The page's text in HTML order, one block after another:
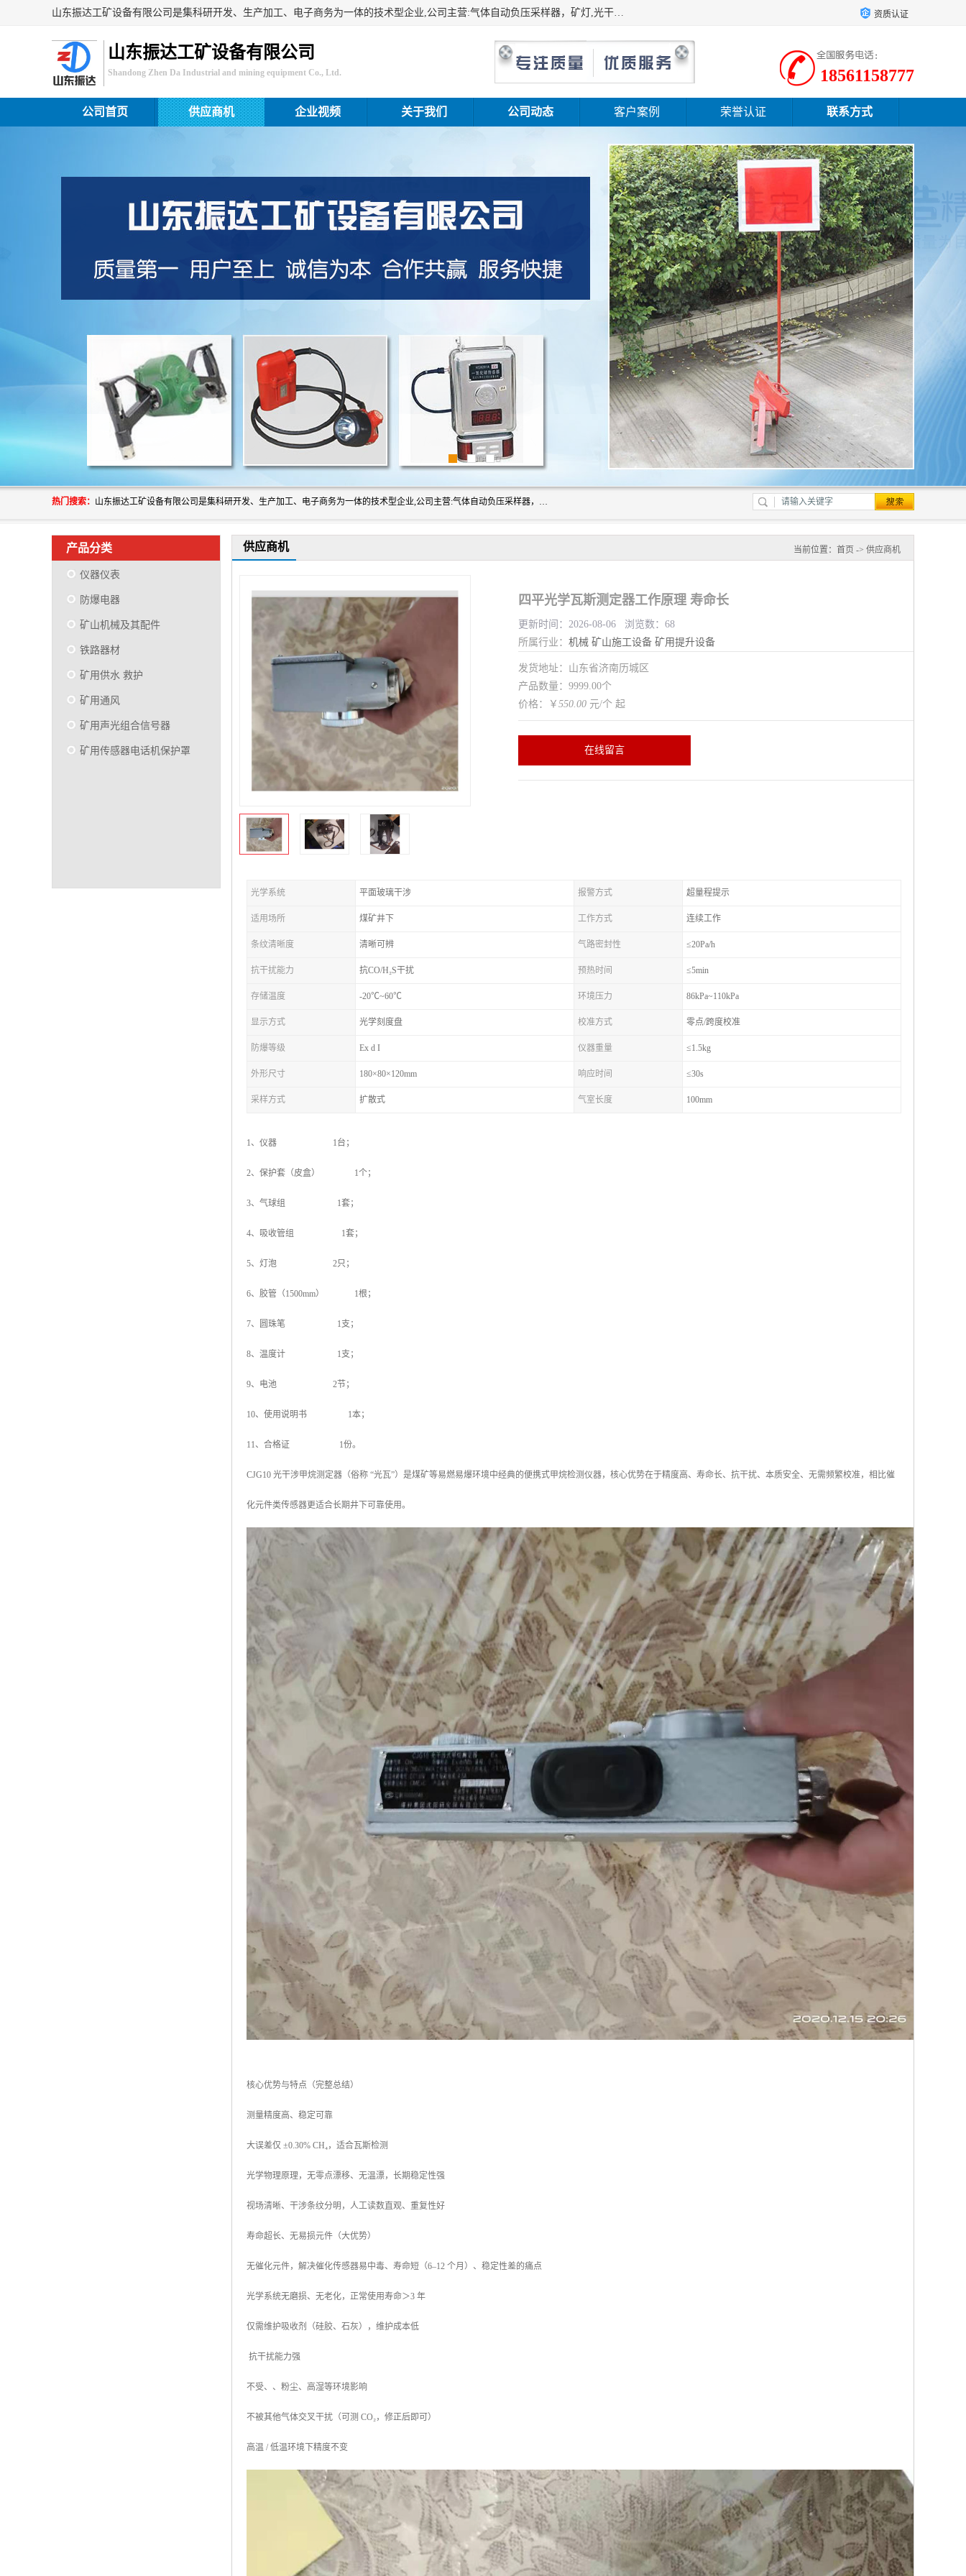
山东振达工矿设备有限公司是集科研开发、生产加工、电子商务为一体的技术型企业,公司主营:气体自动负压采样器，矿灯,光干涉甲烷测定器及其校验仪,甲烷报警仪及其校验装置,甲烷传感器校验装置,粉尘校验装置,煤尘爆炸校验装置,高压水表,三点测径规,圆型规,钢规磨耗仪,第四种检查器,内距尺,轮径尺,样板等铁路配件仪表,矿用设备等产品. 资质认证
山东振达工矿设备有限公司
Shandong Zhen Da Industrial and mining equipment Co., Ltd. 18561158777
公司首页 供应商机 企业视频 关于我们 公司动态 客户案例 荣誉认证 联系方式
热门搜索： 山东振达工矿设备有限公司是集科研开发、生产加工、电子商务为一体的技术型企业,公司主营:气体自动负压采样器，矿灯,光干涉甲烷测定器及其校验仪,甲烷报警仪及其校验装置,甲烷传感器校验装置,粉尘校验装置,煤尘爆炸校验装置,高压水表,三点测径规,圆型规,钢规磨耗仪,第四种检查器,内距尺,轮径尺,样板等铁路配件仪表,矿用设备等产品.
产品分类
仪器仪表
防爆电器
矿山机械及其配件
铁路器材
矿用供水 救护
矿用通风
矿用声光组合信号器
矿用传感器电话机保护罩
供应商机 当前位置： 首页 -> 供应商机
四平光学瓦斯测定器工作原理 寿命长
更新时间：2026-08-06 浏览数：68
所属行业： 机械 矿山施工设备 矿用提升设备
发货地址：山东省济南历城区
产品数量：9999.00个
价格：￥ 550.00 元/个 起
在线留言
光学系统 平面玻璃干涉 报警方式 超量程提示
适用场所 煤矿井下 工作方式 连续工作
条纹清晰度 清晰可辨 气路密封性 ≤20Pa/h
抗干扰能力 抗CO/H₂S干扰 预热时间 ≤5min
存储温度 -20℃~60℃ 环境压力 86kPa~110kPa
显示方式 光学刻度盘 校准方式 零点/跨度校准
防爆等级 Ex d I 仪器重量 ≤1.5kg
外形尺寸 180×80×120mm 响应时间 ≤30s
采样方式 扩散式 气室长度 100mm
1、仪器 1台；
2、保护套（皮盒） 1个；
3、气球组 1套；
4、吸收管组 1套；
5、灯泡 2只；
6、胶管（1500mm） 1根；
7、圆珠笔 1支；
8、温度计 1支；
9、电池 2节；
10、使用说明书 1本；
11、合格证 1份。
CJG10 光干涉甲烷测定器（俗称 “光瓦”）是煤矿等易燃易爆环境中经典的便携式甲烷检测仪器，核心优势在于精度高、寿命长、抗干扰、本质安全、无需频繁校准，相比催
化元件类传感器更适合长期井下可靠使用。
核心优势与特点（完整总结）
测量精度高、稳定可靠
大误差仅 ±0.30% CH₄，适合瓦斯检测
光学物理原理，无零点漂移、无温漂，长期稳定性强
视场清晰、干涉条纹分明，人工读数直观、重复性好
寿命超长、无易损元件（大优势）
无催化元件，解决催化传感器易中毒、寿命短（6–12 个月）、稳定性差的痛点
光学系统无磨损、无老化，正常使用寿命＞3 年
仅需维护吸收剂（硅胶、石灰），维护成本低
抗干扰能力强
不受、、粉尘、高湿等环境影响
不被其他气体交叉干扰（可测 CO₂，修正后即可）
高温 / 低温环境下精度不变